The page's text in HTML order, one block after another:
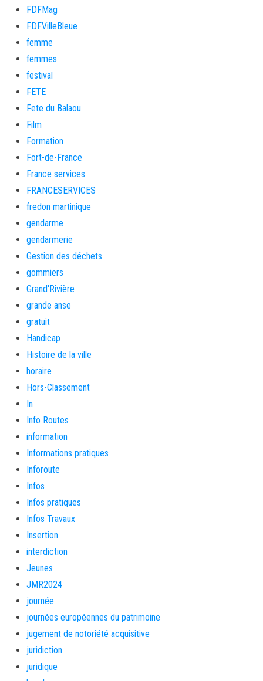
FDFMag
FDFVilleBleue
femme
femmes
festival
FETE
Fete du Balaou
Film
Formation
Fort-de-France
France services
FRANCESERVICES
fredon martinique
gendarme
gendarmerie
Gestion des déchets
gommiers
Grand'Rivière
grande anse
gratuit
Handicap
Histoire de la ville
horaire
Hors-Classement
In
Info Routes
information
Informations pratiques
Inforoute
Infos
Infos pratiques
Infos Travaux
Insertion
interdiction
Jeunes
JMR2024
journée
journées européennes du patrimoine
jugement de notoriété acquisitive
juridiction
juridique